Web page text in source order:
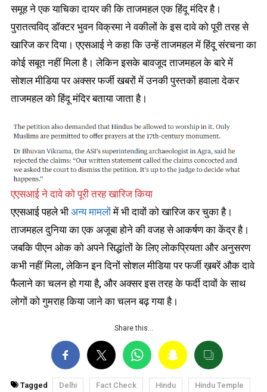
समूह ने एक याचिका दायर की कि ताजमहल एक हिंदू मंदिर है।
पुरातत्वविद् डॉक्टर भुवन विक्रमा ने वकीलों के इस दावे को पूरी तरह से
खारिज कर दिया। एएसआई ने कहा कि उन्हें ताजमहल में हिंदू संरचना का
कोई सबूत नहीं मिला है। लेकिन इसके बावजूद ताजमहल के बारे में
सोशल मीडिया पर अक्सर फर्जी खबरों में उनकी पुस्तकों हवाला देकर
ताजमहल को हिंदू मंदिर बताया जाता है।
एएसआई ने दावे को पूरी तरह खारिज किया
एएसआई पहले भी अन्य मामलों में भी दावों को खारिज कर चुका है।
ताजमहल दुनिया का एक अजूबा होने की वजह से आकर्षण का केंद्र है।
जबकि पीएन ओक को अपने सिद्धांतों के लिए लोकप्रियता और अनुसरण
कभी नहीं मिला, लेकिन इन दिनों सोशल मीडिया पर फर्जी ख़बरें औक दावे
फैलाने का चलन हो गया है, और अक्सर इस तरह के फर्दी दावों के साथ
लोगों को गुमराह किया जाने का चलन बढ़ गया है।
Share this…
Tagged Delhi Fact Check Hindu Hindu Temple